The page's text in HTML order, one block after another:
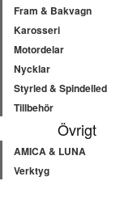
Fram & Bakvagn
Karosseri
Motordelar
Nycklar
Styrled & Spindelled
Tillbehör
Övrigt
AMICA & LUNA
Verktyg